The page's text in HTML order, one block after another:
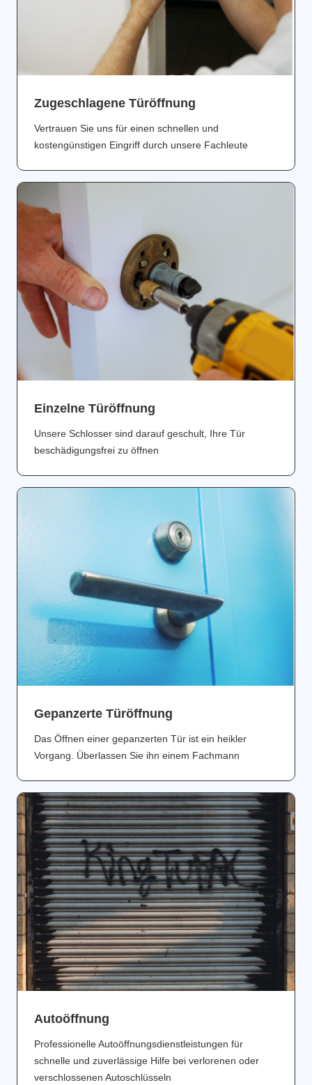
Zugeschlagene Türöffnung
Vertrauen Sie uns für einen schnellen und
kostengünstigen Eingriff durch unsere Fachleute
Einzelne Türöffnung
Unsere Schlosser sind darauf geschult, Ihre Tür
beschädigungsfrei zu öffnen
Gepanzerte Türöffnung
Das Öffnen einer gepanzerten Tür ist ein heikler
Vorgang. Überlassen Sie ihn einem Fachmann
Аutoöffnung
Professionelle Autoöffnungsdienstleistungen für
schnelle und zuverlässige Hilfe bei verlorenen oder
verschlossenen Autoschlüsseln